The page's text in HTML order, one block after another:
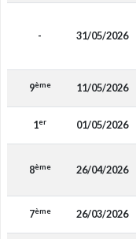
- 31/05/2026
9ème 11/05/2026
1er 01/05/2026
8ème 26/04/2026
7ème 26/03/2026